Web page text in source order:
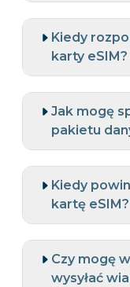
Kiedy
karty eSIM?
Jak mogę
pakietu
Kiedy
kartę eSIM?
Czy mogę
wysyłać